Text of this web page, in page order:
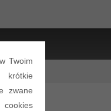
Twoim
zwane